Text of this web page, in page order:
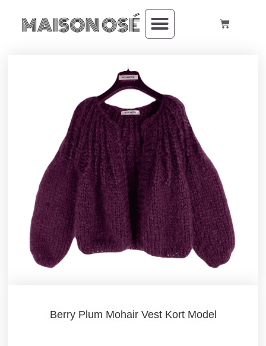
Berry Plum Mohair Vest Kort Model